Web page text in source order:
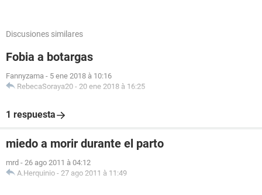
Discusiones similares
Fobia a botargas
Fannyzama - 5 ene 2018 à 10:16
RebecaSoraya20 - 20 ene 2018 à 16:25
1 respuesta
miedo a morir durante el parto
mrd - 26 ago 2011 à 04:12
A.Herquinio - 27 ago 2011 à 11:49